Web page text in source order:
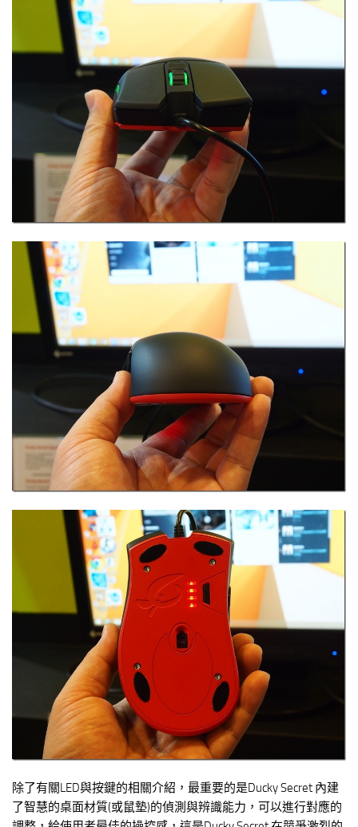
除了有關LED與按鍵的相關介紹，最重要的是Ducky Secret 內建
了智慧的桌面材質(或鼠墊)的偵測與辨識能力，可以進行對應的